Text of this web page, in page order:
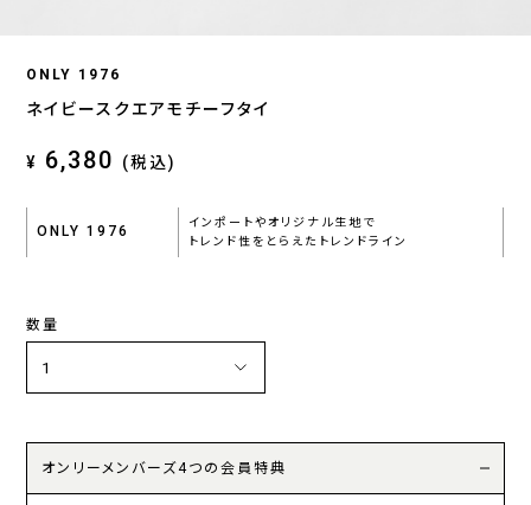
ONLY 1976
ネイビースクエアモチーフタイ
¥ 6,380 (税込)
ONLY 1976
インポートやオリジナル生地で
トレンド性をとらえたトレンドライン
数量
オンリーメンバーズ4つの会員特典